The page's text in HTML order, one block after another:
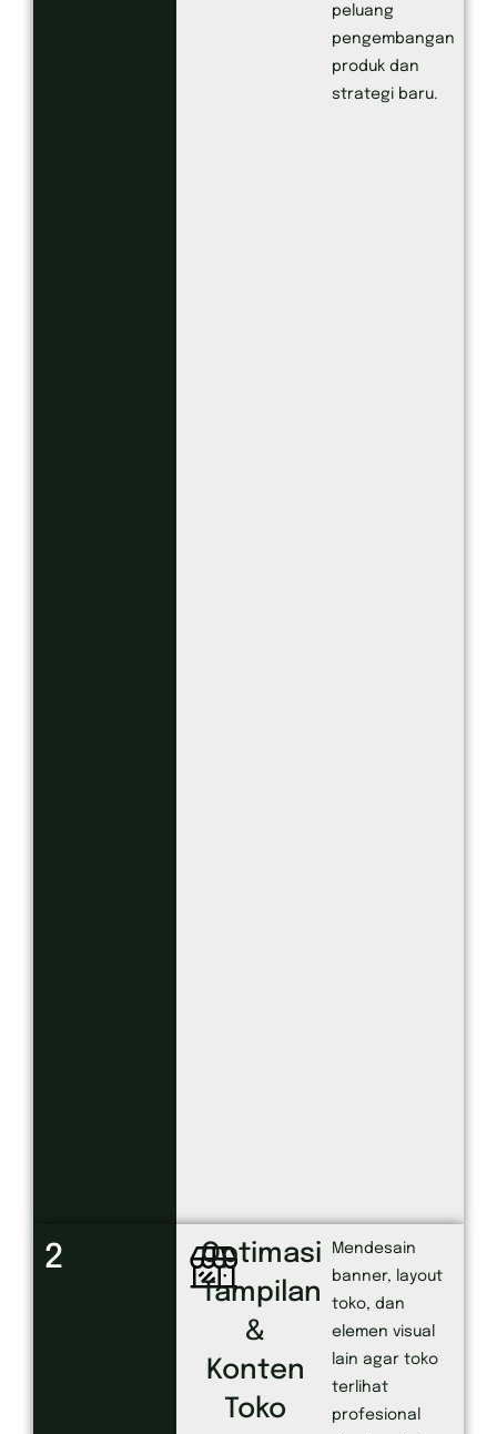
peluang
pengembangan
produk dan
strategi baru.
2
Optimasi
Tampilan
&
Konten
Toko
Mendesain
banner, layout
toko, dan
elemen visual
lain agar toko
terlihat
profesional